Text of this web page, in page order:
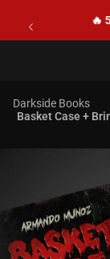
🔥
Basket Case +